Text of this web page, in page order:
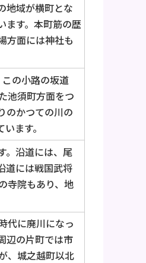
地域が横町とな
ます。本町筋の歴
方面には神社も
の小路の坂道
池須町方面をつ
のかつての川の
ます。
。沿道には、尾
道には戦国武将
寺院もあり、地
代に廃川になっ
辺の片町では市
、城之越町以北